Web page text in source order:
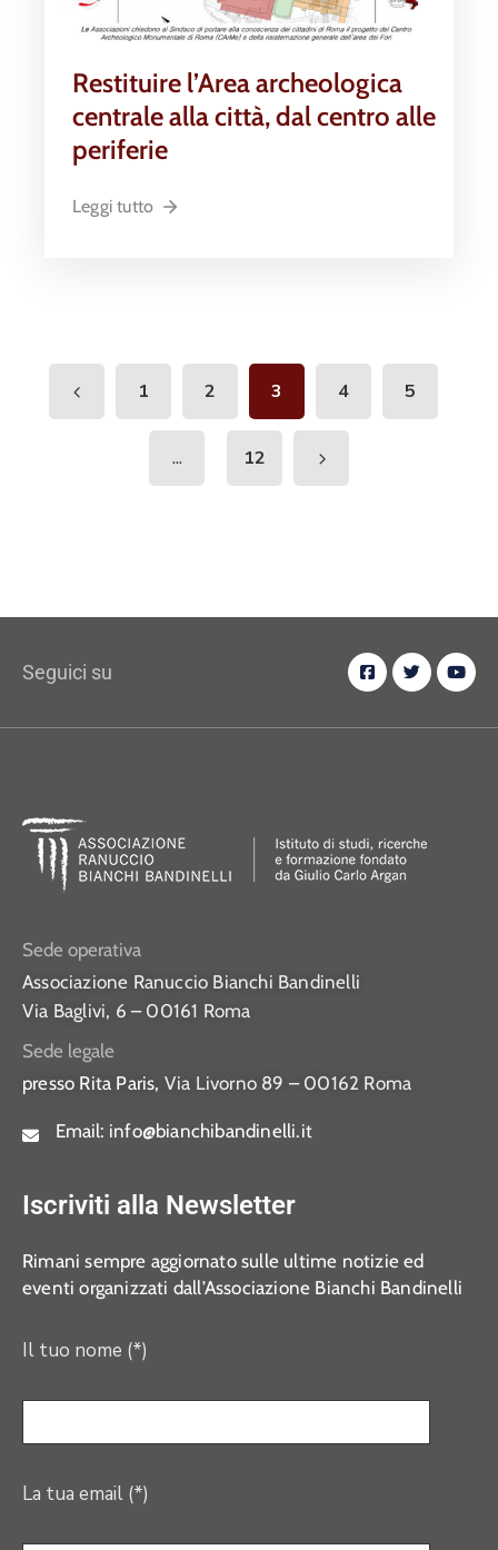
Restituire l’Area archeologica
centrale alla città, dal centro alle
periferie
Leggi tutto
1 2 3 4 5
... 12
Seguici su
Sede operativa
Associazione Ranuccio Bianchi Bandinelli
Via Baglivi, 6 – 00161 Roma
Sede legale
presso Rita Paris, Via Livorno 89 – 00162 Roma
Email: info@bianchibandinelli.it
Iscriviti alla Newsletter
Rimani sempre aggiornato sulle ultime notizie ed
eventi organizzati dall’Associazione Bianchi Bandinelli
Il tuo nome (*)
La tua email (*)